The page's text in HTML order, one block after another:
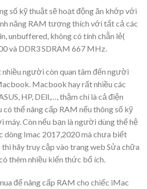
số kỹ thuật sẽ hoạt động ăn khớp với
năng RAM tương thích với tất cả các
unbuffered, không có tính chẵn lẻ(
và DDR3 SDRAM 667 MHz.
người còn quan tâm đến người
Macbook hay rất nhiều các
HP, DEll,…, thậm chí là cả điện
có thể nâng cấp RAM nếu thông số kỹ
Còn nếu bạn là người dùng thế hệ
dòng Imac 2017,2020 mà chưa biết
hãy truy cập vào trang web Sửa chữa
thêm nhiều kiến thức bổ ích.
để nâng cấp RAM cho chiếc iMac